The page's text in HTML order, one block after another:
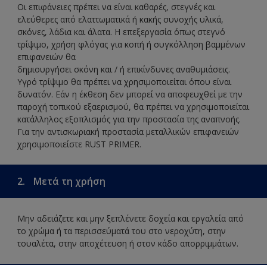
Οι επιφάνειες πρέπει να είναι καθαρές, στεγνές και
ελεύθερες από ελαττωματικά ή κακής συνοχής υλικά,
σκόνες, λάδια και άλατα. Η επεξεργασία όπως στεγνό
τρίψιμο, χρήση φλόγας για κοπή ή συγκόλληση βαμμένων
επιφανειών θα
δημιουργήσει σκόνη και / ή επικίνδυνες αναθυμιάσεις.
Υγρό τρίψιμο θα πρέπει να χρησιμοποιείται όπου είναι
δυνατόν. Εάν η έκθεση δεν μπορεί να αποφευχθεί με την
παροχή τοπικού εξαερισμού, θα πρέπει να χρησιμοποιείται
κατάλληλος εξοπλισμός για την προστασία της αναπνοής.
Για την αντισκωριακή προστασία μεταλλικών επιφανειών
χρησιμοποιείστε RUST PRIMER.
2. Μετά τη χρήση
Μην αδειάζετε και μην ξεπλένετε δοχεία και εργαλεία από
το χρώμα ή τα περισσεύματά του στο νεροχύτη, στην
τουαλέτα, στην αποχέτευση ή στον κάδο απορριμμάτων.